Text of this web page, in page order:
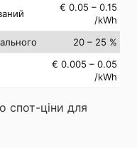
€ 0.05 – 0.15
/kWh
20 – 25 %
€ 0.005 – 0.05
/kWh
спот-ціни для